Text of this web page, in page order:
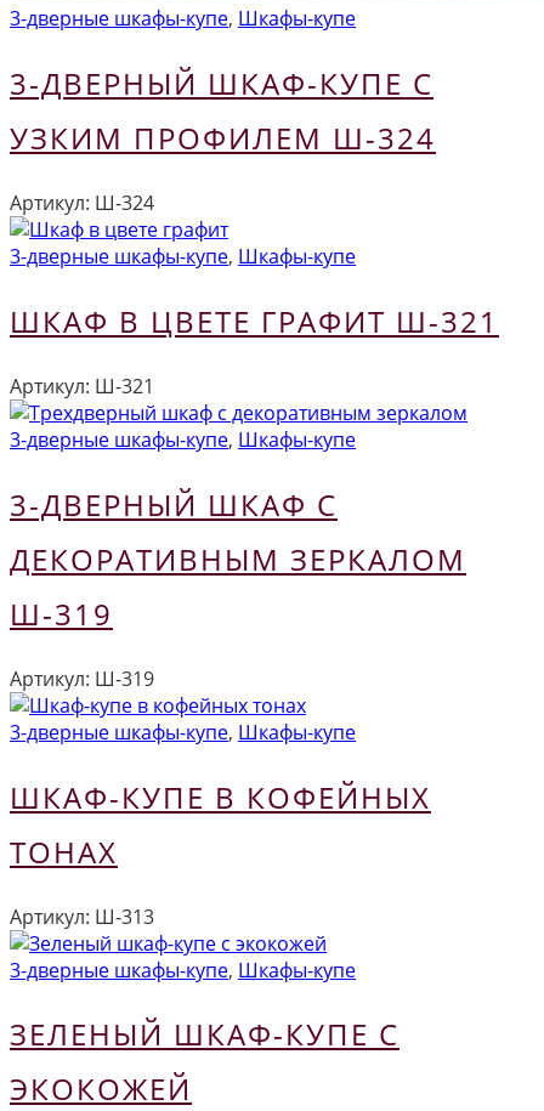
3-дверные шкафы-купе, Шкафы-купе
3-ДВЕРНЫЙ ШКАФ-КУПЕ С
УЗКИМ ПРОФИЛЕМ Ш-324
Артикул: Ш-324
3-дверные шкафы-купе, Шкафы-купе
ШКАФ В ЦВЕТЕ ГРАФИТ Ш-321
Артикул: Ш-321
3-дверные шкафы-купе, Шкафы-купе
3-ДВЕРНЫЙ ШКАФ С
ДЕКОРАТИВНЫМ ЗЕРКАЛОМ
Ш-319
Артикул: Ш-319
3-дверные шкафы-купе, Шкафы-купе
ШКАФ-КУПЕ В КОФЕЙНЫХ
ТОНАХ
Артикул: Ш-313
3-дверные шкафы-купе, Шкафы-купе
ЗЕЛЕНЫЙ ШКАФ-КУПЕ С
ЭКОКОЖЕЙ